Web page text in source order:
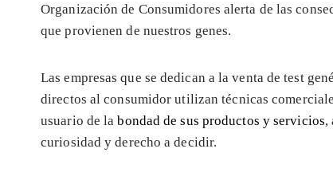
Organización de Consumidores alerta de las
que provienen de nuestros genes.
Las empresas que se dedican a la venta de test
directos al consumidor utilizan técnicas
usuario de labondad de sus productos y servicios,
curiosidad y derecho a decidir.